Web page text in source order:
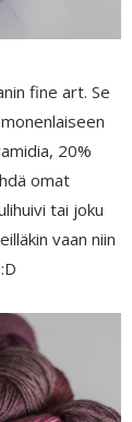
fine art. Se
20%
omat
tai joku
vaan niin